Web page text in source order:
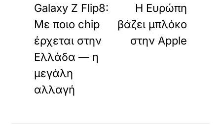
Galaxy Z Flip8:
Με ποιο chip
έρχεται στην
Ελλάδα — η
μεγάλη
αλλαγή
Η Ευρώπη
βάζει μπλόκο
στην Apple